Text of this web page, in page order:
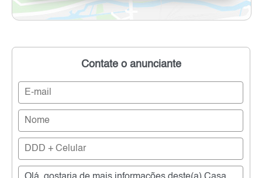
Contate o anunciante